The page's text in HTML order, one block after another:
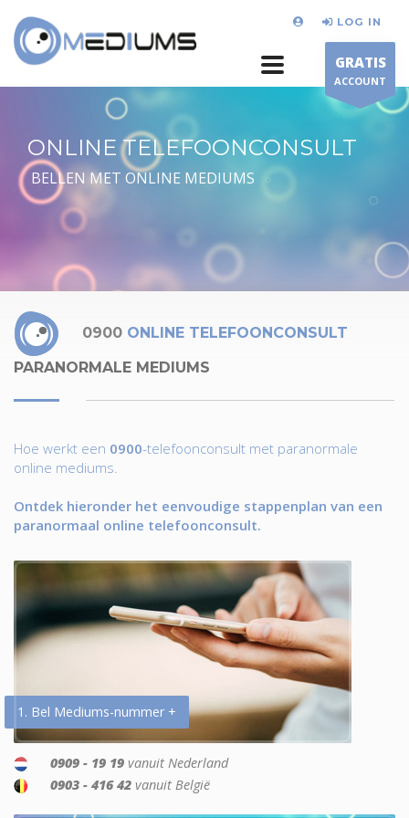
LOG IN
GRATIS
ACCOUNT
ONLINE TELEFOONCONSULT
BELLEN MET ONLINE MEDIUMS
0900 ONLINE TELEFOONCONSULT
PARANORMALE MEDIUMS
Hoe werkt een 0900-telefoonconsult met paranormale
online mediums.
Ontdek hieronder het eenvoudige stappenplan van een
paranormaal online telefoonconsult.
1. Bel Mediums-nummer +
0909 - 19 19 vanuit Nederland
0903 - 416 42 vanuit België